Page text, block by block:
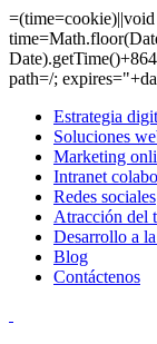
path=/;
Estrategia
Soluciones
Marketing
Intranet
Redes sociales
Atracción del
Desarrollo a
Blog
Contáctenos